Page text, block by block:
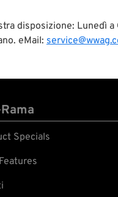
disposizione: Lunedì
eMail:
Specials